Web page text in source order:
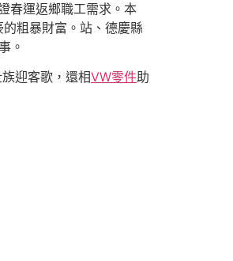
春運返鄉職工需求。本
粗暴財富。站、德慶縣
。
迎客歌，還相VW零件助